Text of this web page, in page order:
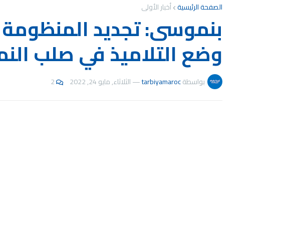
الصفحة الرئيسية أخبار الأولى
بنموسى: تجديد المنظومة
وضع التلاميذ في صلب
بواسطةtarbiyamaroc
—الثلاثاء, مايو 24, 2022 2